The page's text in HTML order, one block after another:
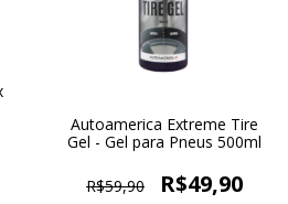
Autoamerica Extreme Tire
Gel - Gel para Pneus 500ml
R$59,90 R$49,90